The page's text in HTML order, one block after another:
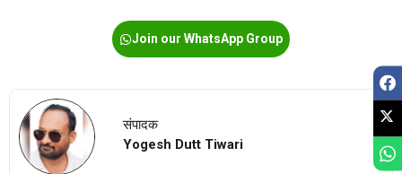
Join our WhatsApp Group
संपादक
Yogesh Dutt Tiwari